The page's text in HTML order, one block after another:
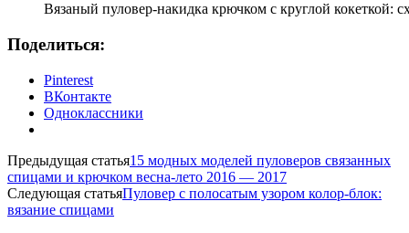
Вязаный пуловер-накидка крючком с круглой кокеткой:
Поделиться:
Pinterest
ВКонтакте
Одноклассники
Предыдущая статья15 модных моделей пуловеров связанных
спицами и крючком весна-лето 2016 — 2017
Следующая статьяПуловер с полосатым узором колор-блок:
вязание спицами